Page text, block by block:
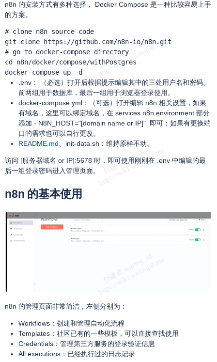
n8n 的安装方式有多种选择， Docker Compose 是一种比较容易上手
的方案。
# clone n8n source code
git clone https://github.com/n8n-io/n8n.git
# go to docker-compose directory
cd n8n/docker/compose/withPostgres
docker-compose up -d
.env： （必选）打开后根据提示编辑其中的三处用户名和密码。
前两组用于数据库，最后一组用于浏览器登录使用。
docker-compose.yml：（可选）打开编辑 n8n 相关设置，如果
有域名，这里可以绑定域名，在 services.n8n.environment 部分
添加 - N8N_HOST="[domain name or IP]" 即可；如果有更换端
口的需求也可以自行更改。
README.md 、init-data.sh：维持原样不动。
访问 [服务器域名 or IP]:5678 时，即可使用刚刚在 .env 中编辑的最
后一组登录密码进入管理页面。
n8n 的基本使用
n8n 的管理页面非常简洁，左侧分别为：
Workflows：创建和管理自动化流程
Templates：社区已有的一些模板，可以直接查找使用
Credentials：管理第三方服务的登录验证信息
All executions：已经执行过的日志记录